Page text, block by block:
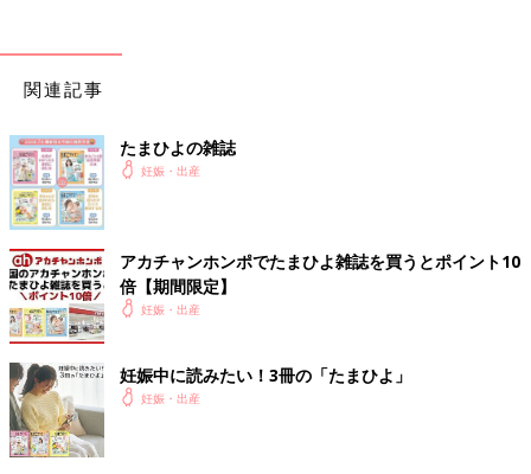
汗だくすぎて寒くなって扇風機とめたら、「着替えときましょ
れなくて、タイミング難しかった…
10:30
「おトイレ行きたい気がするような感じだけど、これ本当に出る
と思いますか？」って助産師さんに聞く。「どっち？」って聞か
れて、「わかんないけど、どっちも？」って答えとく。←この時
もうイキみたかったけど、この感覚がイキみたいってことをまだ
わかってなかった。そしてずっと痛い。
さんに内診してもらった。
「え？今、何cmだと思う？」って、にやにやしながら聞かれ
た。この時もう痛すぎて顔あげれないけど、午前中目標5cmって
言われてたし、まだまだだと思って、「んー、7cmとか？」って
関連記事
たまひよの雑誌
妊娠・出産
アカチャンホンポでたまひよ雑誌を買うとポイント10
倍【期間限定】
妊娠・出産
妊娠中に読みたい！3冊の「たまひよ」
妊娠・出産